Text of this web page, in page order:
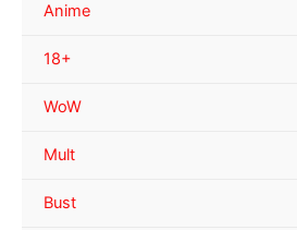
Anime
18+
WoW
Mult
Bust